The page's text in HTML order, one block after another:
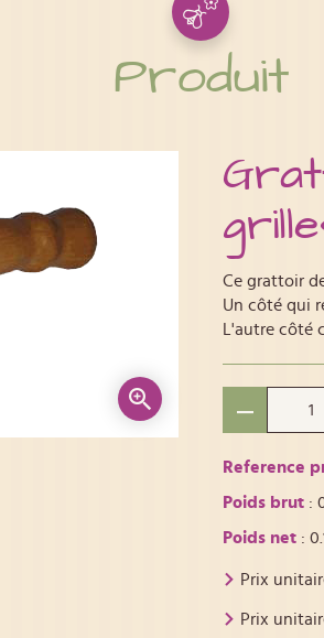
Produit
Ce grattoir
Un côté qui
L'autre côté
Reference
Poids brut :
Poids net :
Prix
Prix